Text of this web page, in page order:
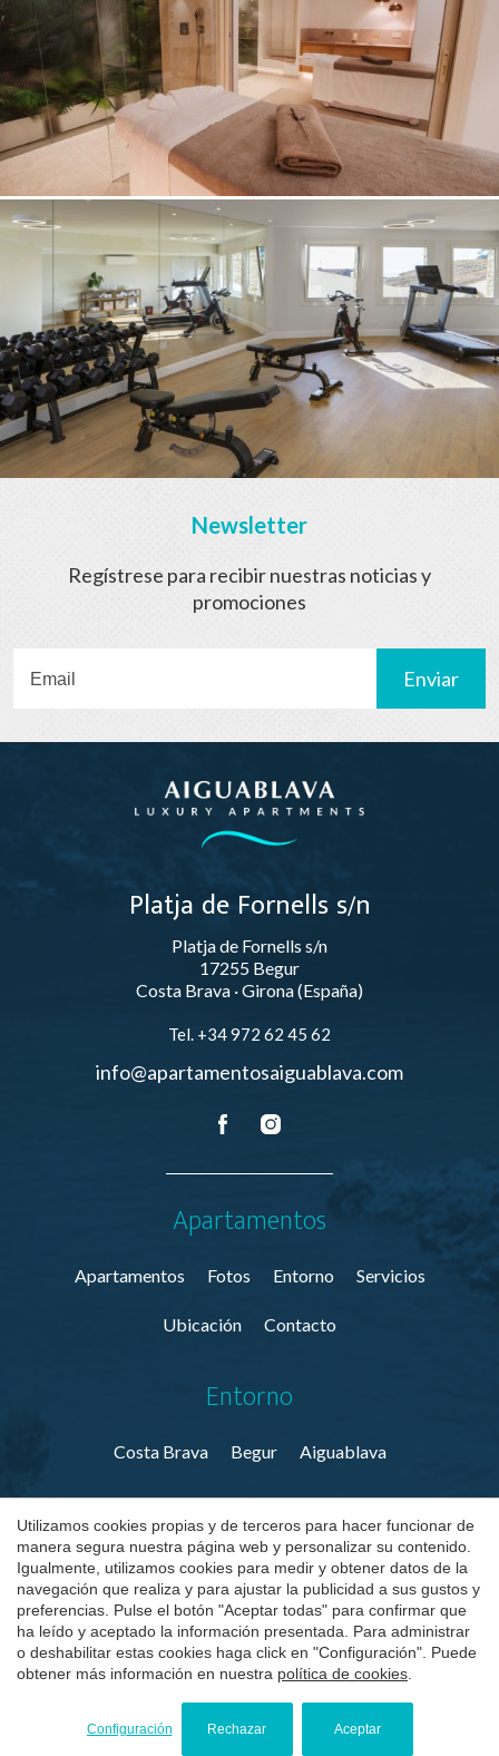
Newsletter
Regístrese para recibir nuestras noticias y
promociones
Platja de Fornells s/n
Platja de Fornells s/n
17255 Begur
Costa Brava · Girona (España)
Tel. +34 972 62 45 62
info@apartamentosaiguablava.com
Apartamentos
Apartamentos Fotos Entorno Servicios
Ubicación Contacto
Entorno
Costa Brava Begur Aiguablava
© Aiguablava Luxury Apartments 2026
Villas & Apartamentos en la Costa Brava Aviso Legal
Política de Privacidad Política de Cookies
byiEstrategic
Utilizamos cookies propias y de terceros para hacer funcionar de
manera segura nuestra página web y personalizar su contenido.
Igualmente, utilizamos cookies para medir y obtener datos de la
navegación que realiza y para ajustar la publicidad a sus gustos y
preferencias. Pulse el botón "Aceptar todas" para confirmar que
ha leído y aceptado la información presentada. Para administrar
o deshabilitar estas cookies haga click en "Configuración". Puede
obtener más información en nuestra política de cookies
Configuración Rechazar Aceptar